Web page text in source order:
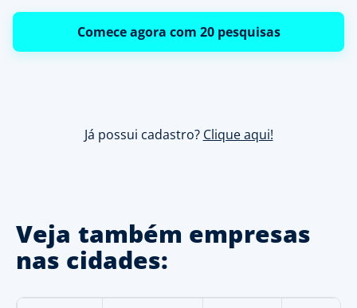
Comece agora com 20 pesquisas
Já possui cadastro? Clique aqui!
Veja também empresas
nas cidades: